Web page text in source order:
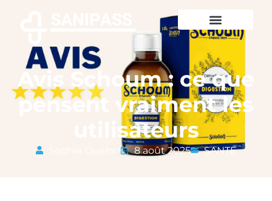
Avis Schoum : ce que
pensent vraiment les
utilisateurs
8 août 2025 SANTE